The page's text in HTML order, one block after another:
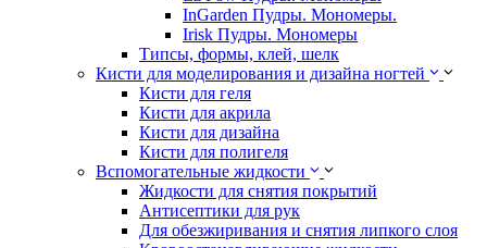
InGarden Пудры. Мономеры.
Irisk Пудры. Мономеры
Типсы, формы, клей, шелк
Кисти для моделирования и дизайна ногтей
Кисти для геля
Кисти для акрила
Кисти для дизайна
Кисти для полигеля
Вспомогательные жидкости
Жидкости для снятия покрытий
Антисептики для рук
Для обезжиривания и снятия липкого слоя